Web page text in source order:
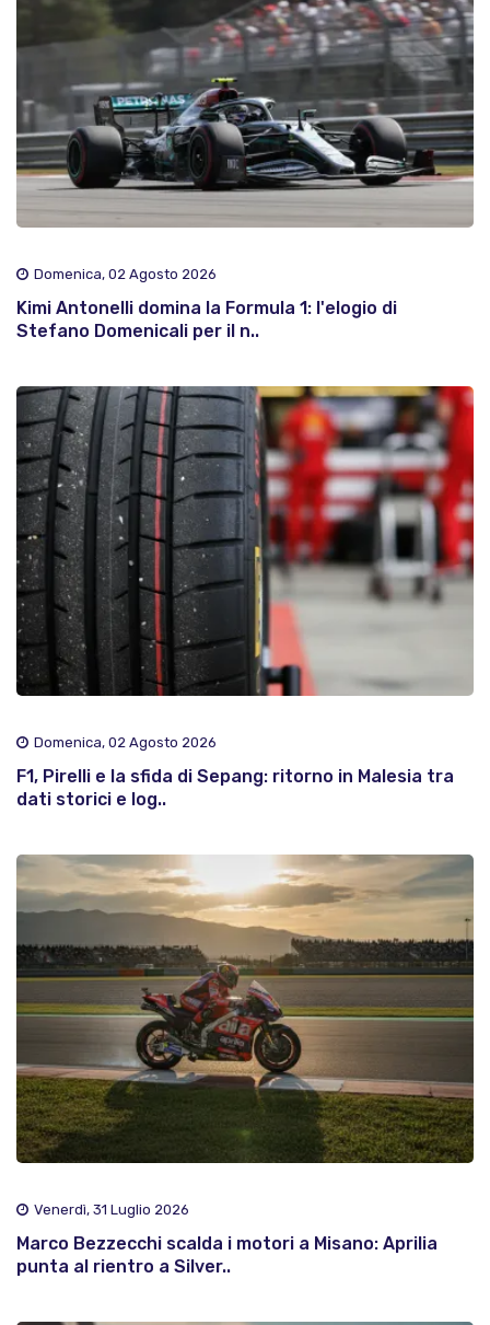
Domenica, 02 Agosto 2026
Kimi Antonelli domina la Formula 1: l'elogio di
Stefano Domenicali per il n..
Domenica, 02 Agosto 2026
F1, Pirelli e la sfida di Sepang: ritorno in Malesia tra
dati storici e log..
Venerdì, 31 Luglio 2026
Marco Bezzecchi scalda i motori a Misano: Aprilia
punta al rientro a Silver..